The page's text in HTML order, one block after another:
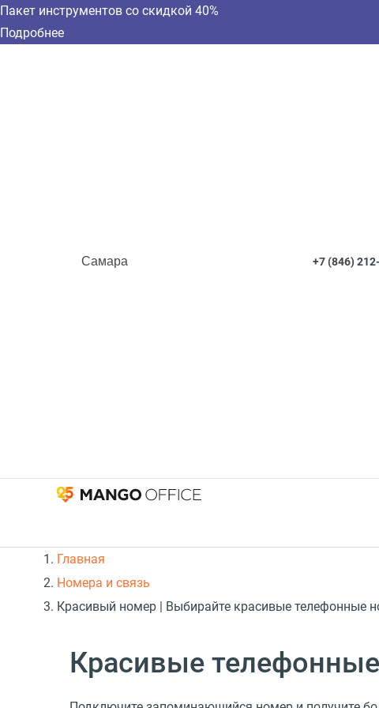
Пакет инструментов со скидкой 40%
Подробнее
Самара +7 (846)
Главная
Номера и связь
Красивый номер | Выбирайте красивые телефонные
Красивые